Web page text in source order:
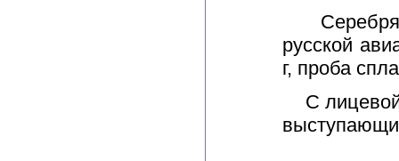
русской
г, проба
С лицевой